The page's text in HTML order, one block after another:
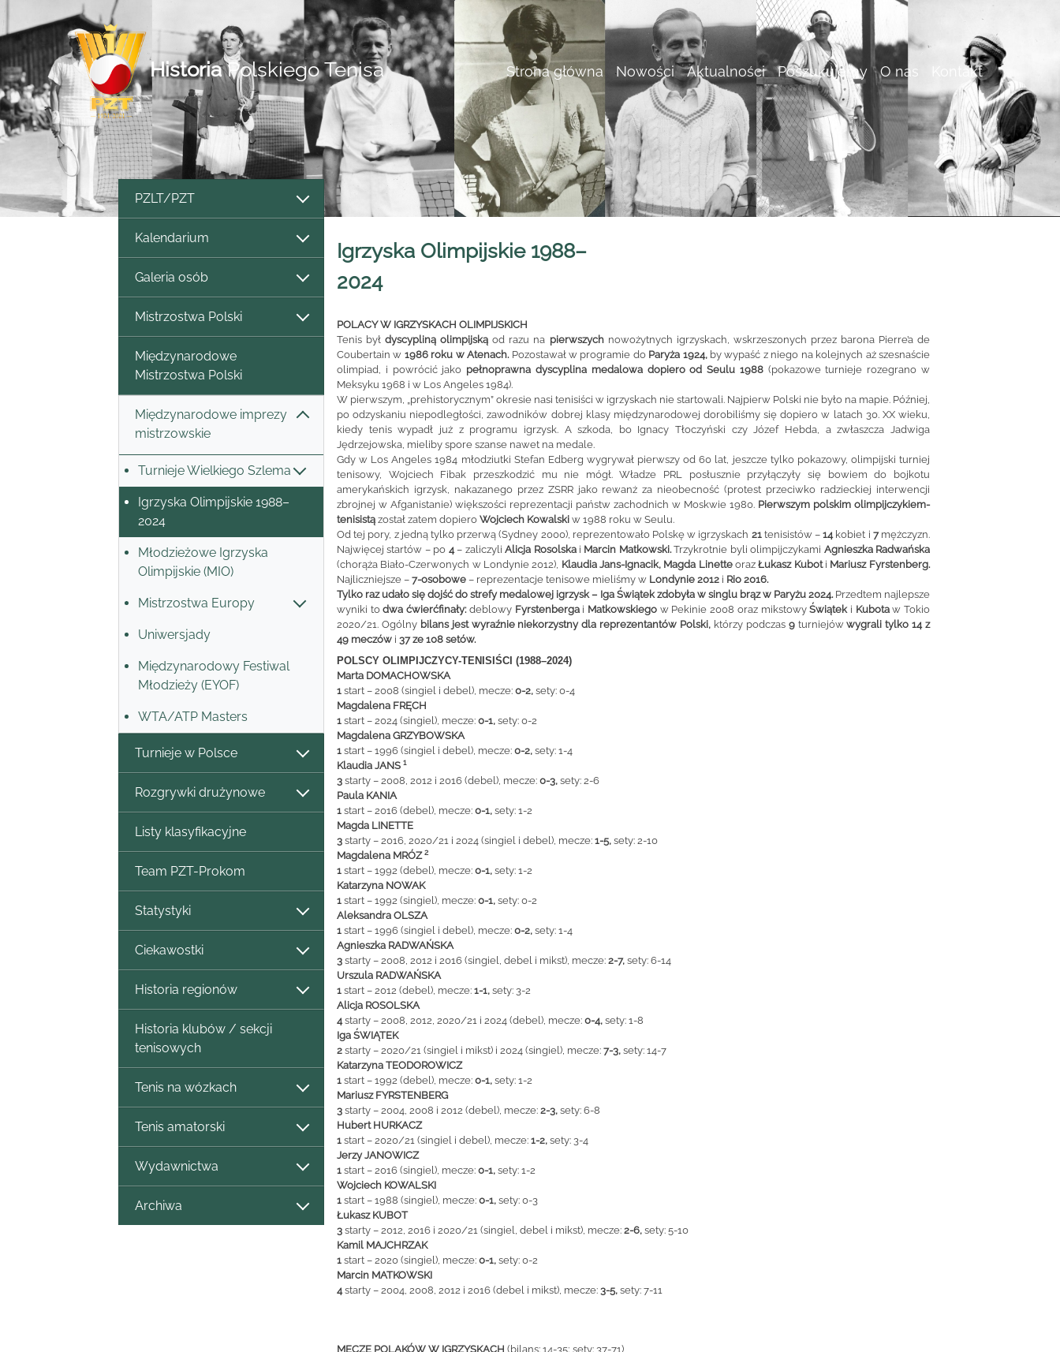
HistoriaPolskiego Tenisa Strona główna Nowości Aktualności Poszukujemy O nas Kontakt
PZLT/PZT
Kalendarium
Galeria osób
Mistrzostwa Polski
Międzynarodowe
Mistrzostwa Polski
Międzynarodowe imprezy
mistrzowskie
Turnieje Wielkiego Szlema
Igrzyska Olimpijskie 1988–
2024
Młodzieżowe Igrzyska
Olimpijskie (MIO)
Mistrzostwa Europy
Uniwersjady
Międzynarodowy Festiwal
Młodzieży (EYOF)
WTA/ATP Masters
Turnieje w Polsce
Rozgrywki drużynowe
Listy klasyfikacyjne
Team PZT-Prokom
Statystyki
Ciekawostki
Historia regionów
Historia klubów / sekcji
tenisowych
Tenis na wózkach
Tenis amatorski
Wydawnictwa
Archiwa
Igrzyska Olimpijskie 1988–
2024
POLACY W IGRZYSKACH OLIMPIJSKICH
Tenis byłdyscypliną olimpijską od razu na pierwszychnowożytnych igrzyskach, wskrzeszonych przez barona Pierre’a de
Coubertain w 1986 roku w Atenach.Pozostawał w programie do Paryża 1924,by wypaść z niego na kolejnych aż szesnaście
olimpiad, i powrócić jako pełnoprawna dyscyplina medalowa dopiero od Seulu 1988(pokazowe turnieje rozegrano w
Meksyku 1968 i w Los Angeles 1984).
W pierwszym, „prehistorycznym” okresie nasi tenisiści w igrzyskach nie startowali. Najpierw Polski nie było na mapie. Później,
po odzyskaniu niepodległości, zawodników dobrej klasy międzynarodowej dorobiliśmy się dopiero w latach 30. XX wieku,
kiedy tenis wypadł już z programu igrzysk. A szkoda, bo Ignacy Tłoczyński czy Józef Hebda, a zwłaszcza Jadwiga
Jędrzejowska, mieliby spore szanse nawet na medale.
Gdy w Los Angeles 1984 młodziutki Stefan Edberg wygrywał pierwszy od 60 lat, jeszcze tylko pokazowy, olimpijski turniej
tenisowy, Wojciech Fibak przeszkodzić mu nie mógł. Władze PRL posłusznie przyłączyły się bowiem do bojkotu
amerykańskich igrzysk, nakazanego przez ZSRR jako rewanż za nieobecność (protest przeciwko radzieckiej interwencji
zbrojnej w Afganistanie) większości reprezentacji państw zachodnich w Moskwie 1980. Pierwszym polskim olimpijczykiem-
tenisistązostał zatem dopieroWojciech Kowalskiw 1988 roku w Seulu.
Od tej pory, z jedną tylko przerwą (Sydney 2000), reprezentowało Polskę w igrzyskach 21tenisistów –14kobiet i 7mężczyzn.
Najwięcej startów – po 4– zaliczyliAlicja Rosolska i Marcin Matkowski.Trzykrotnie byli olimpijczykami Agnieszka Radwańska
(chorąża Biało-Czerwonych w Londynie 2012), Klaudia Jans-Ignacik, Magda Linette orazŁukasz Kuboti Mariusz Fyrstenberg.
Najliczniejsze –7-osobowe– reprezentacje tenisowe mieliśmy w Londynie 2012 i Rio 2016.
Tylko razudało się dojść do strefy medalowej igrzysk– Iga Świątek zdobyła w singlu brąz w Paryżu 2024.Przedtem najlepsze
wyniki todwa ćwierćfinały:deblowy Fyrstenbergai Matkowskiegow Pekinie 2008 oraz mikstowyŚwiąteki Kubotaw Tokio
2020/21. Ogólny bilans jest wyraźnie niekorzystny dla reprezentantów Polski, którzy podczas 9turniejówwygrali tylko 14 z
49 meczów i 37 ze 108 setów.
POLSCY OLIMPIJCZYCY-TENISIŚCI (1988–2024)
Marta DOMACHOWSKA
1start – 2008 (singiel i debel), mecze:0-2,sety: 0-4
Magdalena FRĘCH
1start– 2024 (singiel), mecze:0-1,sety: 0-2
Magdalena GRZYBOWSKA
1start – 1996 (singiel i debel), mecze:0-2,sety: 1-4
Klaudia JANS 1
3starty – 2008, 2012 i 2016 (debel), mecze:0-3,sety: 2-6
Paula KANIA
1start – 2016 (debel), mecze:0-1,sety: 1-2
Magda LINETTE
3starty – 2016, 2020/21 i 2024 (singiel i debel), mecze:1-5,sety: 2-10
Magdalena MRÓZ2
1start – 1992 (debel), mecze:0-1,sety: 1-2
Katarzyna NOWAK
1start – 1992 (singiel), mecze:0-1,sety: 0-2
Aleksandra OLSZA
1start – 1996 (singiel i debel), mecze:0-2,sety: 1-4
Agnieszka RADWAŃSKA
3starty – 2008, 2012 i 2016 (singiel, debel i mikst), mecze:2-7,sety: 6-14
Urszula RADWAŃSKA
1start – 2012 (debel), mecze:1-1,sety: 3-2
Alicja ROSOLSKA
4starty – 2008, 2012, 2020/21 i 2024 (debel), mecze:0-4,sety: 1-8
Iga ŚWIĄTEK
2starty – 2020/21 (singiel i mikst) i 2024 (singiel), mecze:7-3,sety: 14-7
Katarzyna TEODOROWICZ
1start – 1992 (debel), mecze:0-1,sety: 1-2
Mariusz FYRSTENBERG
3starty – 2004, 2008 i 2012 (debel), mecze:2-3,sety: 6-8
Hubert HURKACZ
1start – 2020/21 (singiel i debel), mecze:1-2,sety: 3-4
Jerzy JANOWICZ
1start – 2016 (singiel), mecze:0-1,sety: 1-2
Wojciech KOWALSKI
1start – 1988 (singiel), mecze:0-1,sety: 0-3
Łukasz KUBOT
3starty – 2012, 2016 i 2020/21 (singiel, debel i mikst), mecze:2-6,sety: 5-10
Kamil MAJCHRZAK
1start – 2020 (singiel), mecze:0-1,sety: 0-2
Marcin MATKOWSKI
4starty – 2004, 2008, 2012 i 2016 (debel i mikst), mecze:3-5,sety: 7-11
MECZE POLAKÓW W IGRZYSKACH (bilans: 14-35; sety: 37-71)